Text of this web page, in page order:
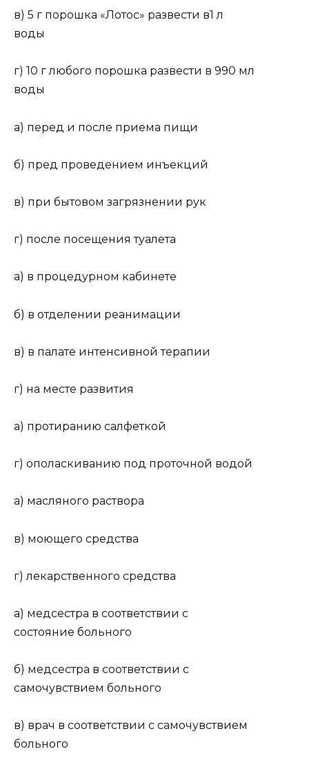
в) 5 г порошка «Лотос» развести в1 л
воды
г) 10 г любого порошка развести в 990 мл
воды
а) перед и после приема пищи
б) пред проведением инъекций
в) при бытовом загрязнении рук
г) после посещения туалета
а) в процедурном кабинете
б) в отделении реанимации
в) в палате интенсивной терапии
г) на месте развития
а) протиранию салфеткой
г) ополаскиванию под проточной водой
а) масляного раствора
в) моющего средства
г) лекарственного средства
а) медсестра в соответствии с
состояние больного
б) медсестра в соответствии с
самочувствием больного
в) врач в соответствии с самочувствием
больного